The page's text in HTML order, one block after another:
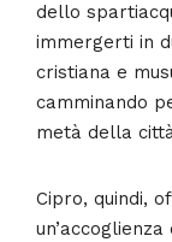
dello
immergerti in
cristiana e
camminando
metà della
Cipro, quindi,